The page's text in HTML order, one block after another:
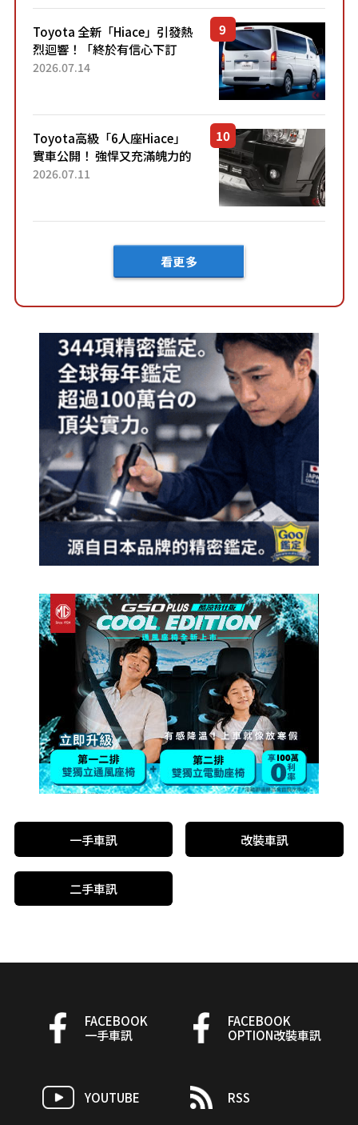
「三...
Toyota 全新「Hiace」引發熱
烈迴響！「終於有信心下訂
了！」「哪個等級交車最
車？...
2026.07.14
Toyota高級「6人座Hiace」
實車公開！ 強悍又充滿魄力的
「全黑設計」搭配特別「豪華
2026.07.11
看更多
一手車訊 改裝車訊
二手車訊
FACEBOOK
一手車訊
FACEBOOK
OPTION改裝車訊
YOUTUBE RSS